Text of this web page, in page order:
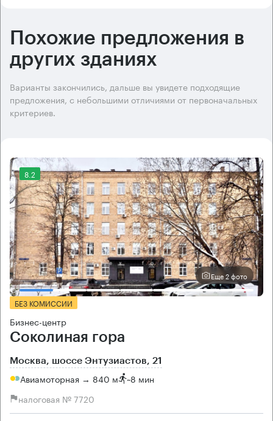
Похожие предложения в
других зданиях
Варианты закончились, дальше вы увидете подходящие
предложения, с небольшими отличиями от первоначальных
критериев.
8.2
Еще 2 фото
БЕЗ КОМИССИИ
Бизнес-центр
Соколиная гора
Москва, шоссе Энтузиастов, 21
Авиамоторная → 840 м ~8 мин
налоговая № 7720